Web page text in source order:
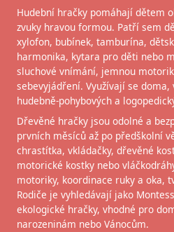
Hudební hračky pomáhají dětem
zvuky hravou formou. Patří sem
xylofon, bubínek, tamburína,
harmonika, kytara pro děti nebo
sluchové vnímání, jemnou
sebevyjádření. Využívají se
hudebně-pohybových a
Dřevěné hračky jsou odolné a
prvních měsíců až po předškolní
chrastítka, vkládačky, dřevěné
motorické kostky nebo
motoriky, koordinace ruky a oka,
Rodiče je vyhledávají jako
ekologické hračky, vhodné pro
narozeninám nebo Vánocům.